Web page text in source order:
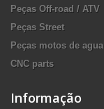
Peças Off-road / ATV
Peças Street
Peças motos de agua
CNC parts
Informação